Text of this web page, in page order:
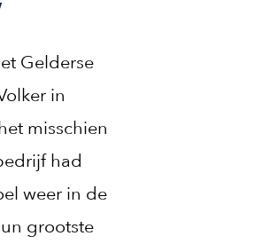
Gelderse
in
misschien
had
weer in de
grootste